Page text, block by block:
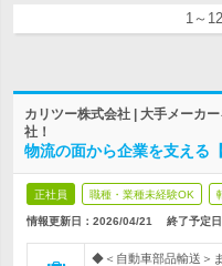
1～
カリツー株式会社 | 大手メーカ
社！
物流の面から企業を支え
正社員 職種・業種未経験OK
情報更新日：2026/04/21 終了予定日
◆＜自動車部品輸送＞